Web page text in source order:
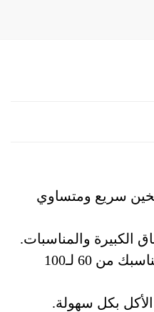
سريع ومتساوي
الكبيرة والمناسبات.
– اختر درجة الحرارة اللي تناسبك من 60 لـ100
بكل سهولة.